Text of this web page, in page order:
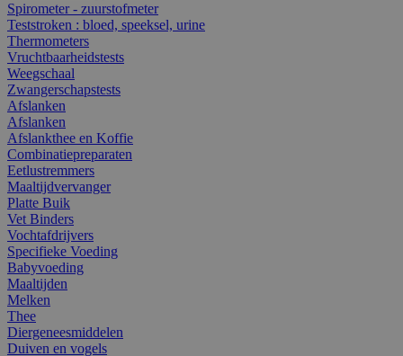
Spirometer - zuurstofmeter
Teststroken : bloed, speeksel, urine
Thermometers
Vruchtbaarheidstests
Weegschaal
Zwangerschapstests
Afslanken
Afslanken
Afslankthee en Koffie
Combinatiepreparaten
Eetlustremmers
Maaltijdvervanger
Platte Buik
Vet Binders
Vochtafdrijvers
Specifieke Voeding
Babyvoeding
Maaltijden
Melken
Thee
Diergeneesmiddelen
Duiven en vogels